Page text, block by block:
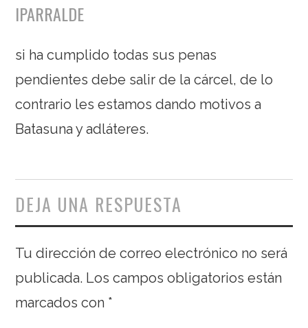
IPARRALDE
si ha cumplido todas sus penas
pendientes debe salir de la cárcel, de lo
contrario les estamos dando motivos a
Batasuna y adláteres.
DEJA UNA RESPUESTA
Tu dirección de correo electrónico no será
publicada. Los campos obligatorios están
marcados con *